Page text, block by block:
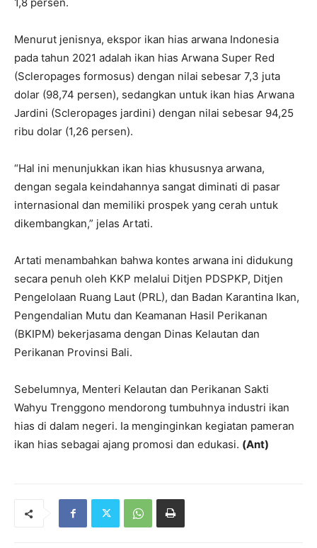
Menurut jenisnya, ekspor ikan hias arwana Indonesia
pada tahun 2021 adalah ikan hias Arwana Super Red
(Scleropages formosus) dengan nilai sebesar 7,3 juta
dolar (98,74 persen), sedangkan untuk ikan hias Arwana
Jardini (Scleropages jardini) dengan nilai sebesar 94,25
ribu dolar (1,26 persen).
“Hal ini menunjukkan ikan hias khususnya arwana,
dengan segala keindahannya sangat diminati di pasar
internasional dan memiliki prospek yang cerah untuk
dikembangkan,” jelas Artati.
Artati menambahkan bahwa kontes arwana ini didukung
secara penuh oleh KKP melalui Ditjen PDSPKP, Ditjen
Pengelolaan Ruang Laut (PRL), dan Badan Karantina Ikan,
Pengendalian Mutu dan Keamanan Hasil Perikanan
(BKIPM) bekerjasama dengan Dinas Kelautan dan
Perikanan Provinsi Bali.
Sebelumnya, Menteri Kelautan dan Perikanan Sakti
Wahyu Trenggono mendorong tumbuhnya industri ikan
hias di dalam negeri. Ia menginginkan kegiatan pameran
ikan hias sebagai ajang promosi dan edukasi. (Ant)